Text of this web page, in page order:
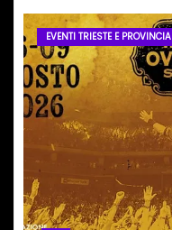
EVENTI TRIESTE E PROVINCIA